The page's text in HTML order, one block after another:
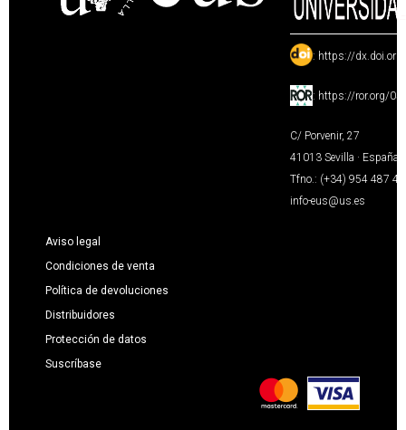
: https://
: https://ror.org/
C/ Porvenir, 27
41013 Sevilla · España
Tfno.: (+34) 954 487
info-eus@us.es
Aviso legal
Condiciones de venta
Política de devoluciones
Distribuidores
Protección de datos
Suscríbase